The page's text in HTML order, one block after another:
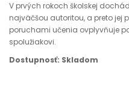
V prvých rokoch školskej
najväčšou autoritou, a preto jej
poruchami učenia ovplyvňuje
spolužiakovi.
Dostupnosť: Skladom